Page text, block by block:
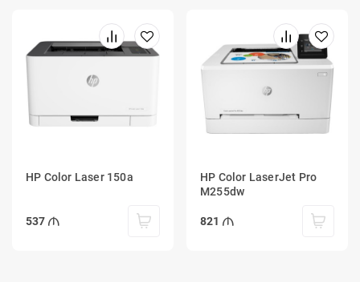
HP Color Laser 150a
537
HP Color LaserJet Pro
M255dw
821